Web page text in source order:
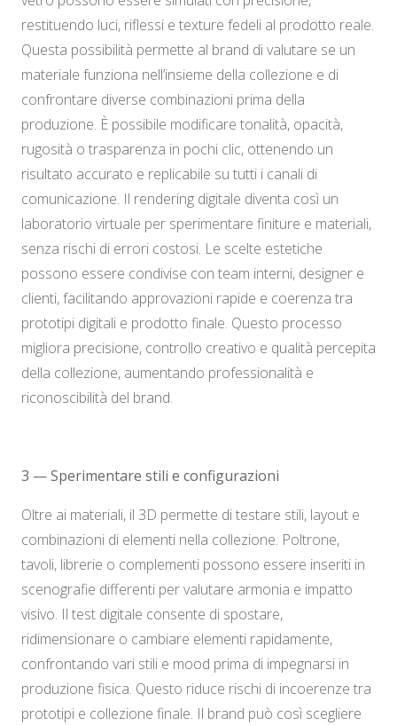
restituendo luci, riflessi e texture fedeli al prodotto reale.
Questa possibilità permette al brand di valutare se un
materiale funziona nell’insieme della collezione e di
confrontare diverse combinazioni prima della
produzione. È possibile modificare tonalità, opacità,
rugosità o trasparenza in pochi clic, ottenendo un
risultato accurato e replicabile su tutti i canali di
comunicazione. Il rendering digitale diventa così un
laboratorio virtuale per sperimentare finiture e materiali,
senza rischi di errori costosi. Le scelte estetiche
possono essere condivise con team interni, designer e
clienti, facilitando approvazioni rapide e coerenza tra
prototipi digitali e prodotto finale. Questo processo
migliora precisione, controllo creativo e qualità percepita
della collezione, aumentando professionalità e
riconoscibilità del brand.
3 — Sperimentare stili e configurazioni
Oltre ai materiali, il 3D permette di testare stili, layout e
combinazioni di elementi nella collezione. Poltrone,
tavoli, librerie o complementi possono essere inseriti in
scenografie differenti per valutare armonia e impatto
visivo. Il test digitale consente di spostare,
ridimensionare o cambiare elementi rapidamente,
confrontando vari stili e mood prima di impegnarsi in
produzione fisica. Questo riduce rischi di incoerenze tra
prototipi e collezione finale. Il brand può così scegliere